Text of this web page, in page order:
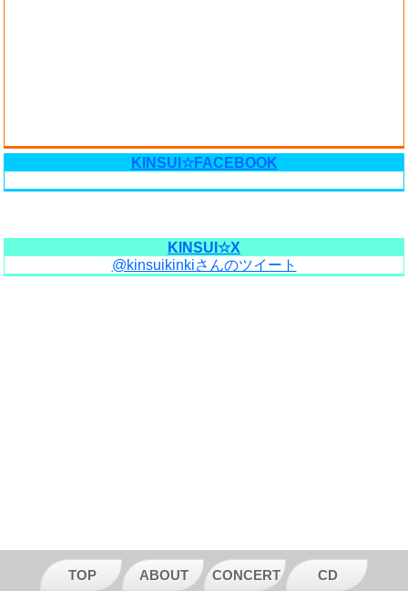
KINSUI☆FACEBOOK
KINSUI☆X
@kinsuikinkiさんのツイート
TOP ABOUT CONCERT CD